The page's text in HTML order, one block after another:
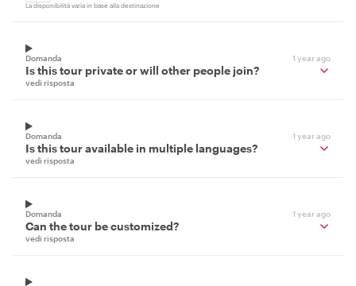
La disponibilità varia in base alla destinazione
Domanda 1 year ago
Is this tour private or will other people join?
vedi risposta
Domanda 1 year ago
Is this tour available in multiple languages?
vedi risposta
Domanda 1 year ago
Can the tour be customized?
vedi risposta